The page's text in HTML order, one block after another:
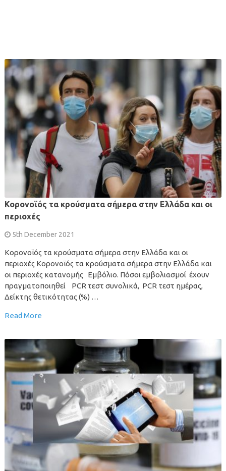
Κορονοϊός τα κρούσματα σήμερα στην Ελλάδα και οι
περιοχές
5th December 2021
Κορονοϊός τα κρούσματα σήμερα στην Ελλάδα και οι
περιοχές Κορονοϊός τα κρούσματα σήμερα στην Ελλάδα και
οι περιοχές κατανομής Εμβόλιο. Πόσοι εμβολιασμοί έχουν
πραγματοποιηθεί PCR τεστ συνολικά, PCR τεστ ημέρας,
Δείκτης θετικότητας (%) …
Read More